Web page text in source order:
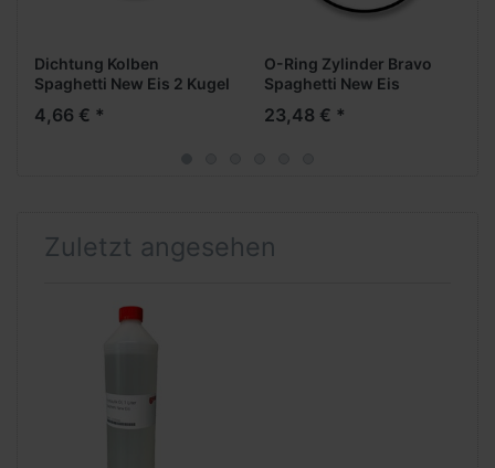
Dichtung Kolben
Spaghetti New Eis 2 Kugel
4,66 € *
O-Ring Zylinder Bravo
Spaghetti New Eis
23,48 € *
Zuletzt angesehen